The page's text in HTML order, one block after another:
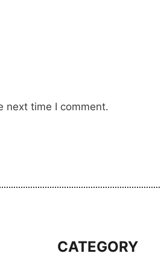
next time I comment.
CATEGORY